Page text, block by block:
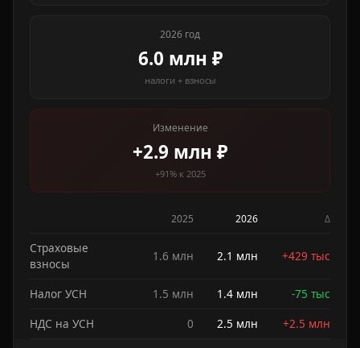
2026 год
6.0 млн ₽
налоги + взносы
Изменение
+2.9 млн ₽
+91% к 2025
2025 2026 Δ
Страховые
взносы
1.6 млн 2.1 млн +429 тыс
Налог УСН 1.5 млн 1.4 млн
-75 тыс
НДС на УСН
0 2.5 млн +2.5 млн